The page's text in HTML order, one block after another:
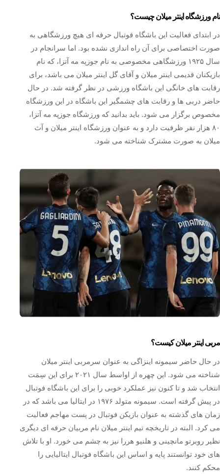
نام ورزشگاه اینتر میلان چیست؟
در ابتدای فعالیت این باشگاه فوتبال حرفه ای هیچ ورزشگاهی به
صورت اختصاصی برای آن راه اندازی نشده بود. اما سرانجام در
سال ۱۹۲۵ ورزشگاهی مخصوصی به نام جوزپه مه آتزا، که نام
بازیکنان قدیمی اینتر میلان و آقای گل اینتر میلان می باشد، برای
رقابت های خانگی این باشگاه ورزشی در نظر گرفته شد. در حال
حاضر دربی ها و رقابت های چشمگیر این باشگاه در این ورزشگاه
مخصوص برگزار می شود. باید بدانید که ورزشگاه جوزپه مه آتزا،
۸۰ هزار نفر ظرفیت دارد و به عنوان ورزشگاه اینتر میلان و آث
میلان به صورت مشترک شناخته می شود.
مربی اینتر میلان کیست؟
در حال حاضر سیمونه اینزاگی به عنوان سرمربی اینتر میلان
شناخته می شود. این چهره از اواسط سال ۲۰۲۱ برای این سِمَت
انتخاب شد و تا کنون نیز عملکرد خوبی را برای این باشگاه فوتبال
در پیش گرفته است. سیمونه متولد ۱۹۷۶ در ایتالیا می باشد که در
زمان های گذشته به عنوان بازیکن فوتبال در پست مهاجم فعالیت
می کرد. البته در تاریخچه تیم اینتر میلان نام مربیان حرفه ای دیگری
نظیر روبرتو مانچینی و هلنیو هررا نیز به چشم می خورد. او با تلاش
های خود توانستند پایه و اساس این باشگاه فوتبال ایتالیایی را
محکم کنند.